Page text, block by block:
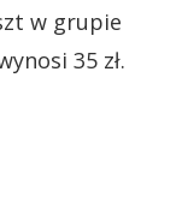
w grupie
35 zł.